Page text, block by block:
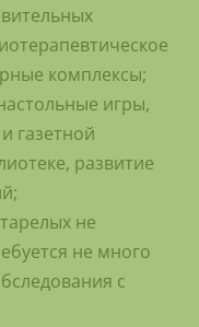
комплексы;
игры,
газетной
развитие
не
не много
с